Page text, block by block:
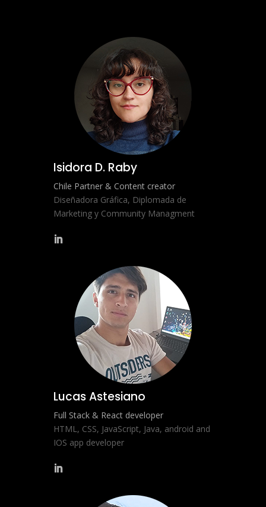
Isidora D. Raby
Chile Partner & Content creator
Diseñadora Gráfica, Diplomada de
Marketing y Community Managment
Lucas Astesiano
Full Stack & React developer
HTML, CSS, JavaScript, Java, android and
IOS app developer